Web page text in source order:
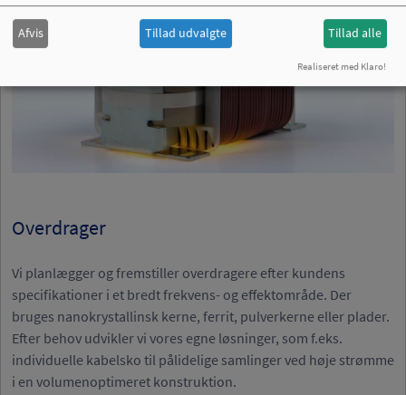
Overdrager
Vi planlægger og fremstiller overdragere efter kundens
specifikationer i et bredt frekvens- og effektområde. Der
bruges nanokrystallinsk kerne, ferrit, pulverkerne eller plader.
Efter behov udvikler vi vores egne løsninger, som f.eks.
individuelle kabelsko til pålidelige samlinger ved høje strømme
i en volumenoptimeret konstruktion.
Afvis Tillad udvalgte Tillad alle
Realiseret med Klaro!